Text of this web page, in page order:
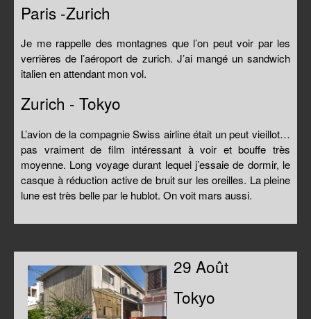
Paris -Zurich
Je me rappelle des montagnes que l’on peut voir par les
verrières de l’aéroport de zurich. J’ai mangé un sandwich
italien en attendant mon vol.
Zurich - Tokyo
L’avion de la compagnie Swiss airline était un peut vieillot…
pas vraiment de film intéressant à voir et bouffe très
moyenne. Long voyage durant lequel j’essaie de dormir, le
casque à réduction active de bruit sur les oreilles. La pleine
lune est très belle par le hublot. On voit mars aussi.
29 Août
Tokyo